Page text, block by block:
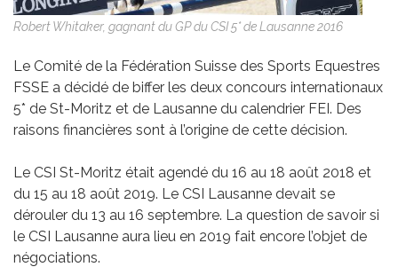
Robert Whitaker, gagnant du GP du CSI 5* de Lausanne 2016
Le Comité de la Fédération Suisse des Sports Equestres
FSSE a décidé de biffer les deux concours internationaux
5* de St-Moritz et de Lausanne du calendrier FEI. Des
raisons financières sont à l’origine de cette décision.
Le CSI St-Moritz était agendé du 16 au 18 août 2018 et
du 15 au 18 août 2019. Le CSI Lausanne devait se
dérouler du 13 au 16 septembre. La question de savoir si
le CSI Lausanne aura lieu en 2019 fait encore l’objet de
négociations.